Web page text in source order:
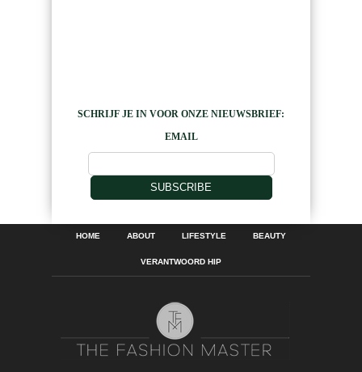
SCHRIJF JE IN VOOR ONZE NIEUWSBRIEF:
EMAIL
SUBSCRIBE
HOME ABOUT LIFESTYLE BEAUTY
VERANTWOORD HIP